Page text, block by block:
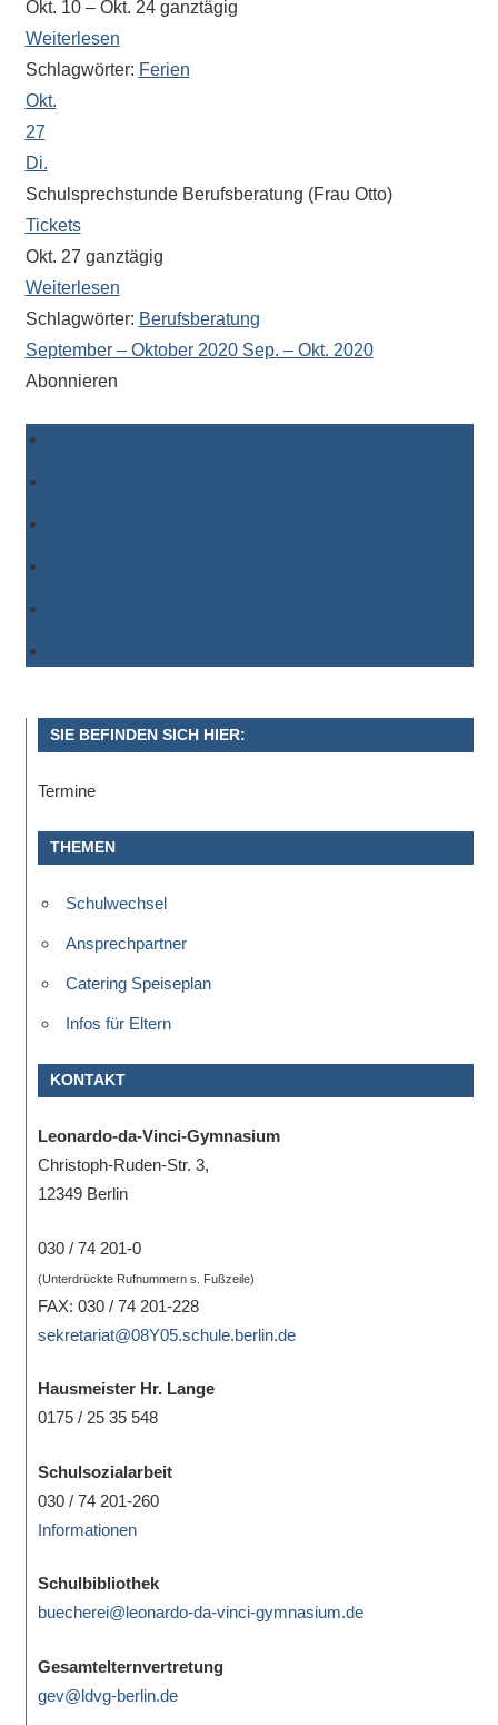
Okt. 10 – Okt. 24 ganztägig
Weiterlesen
Schlagwörter: Ferien
Okt.
27
Di.
Schulsprechstunde Berufsberatung (Frau Otto)
Tickets
Okt. 27 ganztägig
Weiterlesen
Schlagwörter: Berufsberatung
September – Oktober 2020 Sep. – Okt. 2020
Abonnieren
SIE BEFINDEN SICH HIER:
Termine
THEMEN
Schulwechsel
Ansprechpartner
Catering Speiseplan
Infos für Eltern
KONTAKT
Leonardo-da-Vinci-Gymnasium
Christoph-Ruden-Str. 3,
12349 Berlin
030 / 74 201-0
(Unterdrückte Rufnummern s. Fußzeile)
FAX: 030 / 74 201-228
sekretariat@08Y05.schule.berlin.de
Hausmeister Hr. Lange
0175 / 25 35 548
Schulsozialarbeit
030 / 74 201-260
Informationen
Schulbibliothek
buecherei@leonardo-da-vinci-gymnasium.de
Gesamtelternvertretung
gev@ldvg-berlin.de